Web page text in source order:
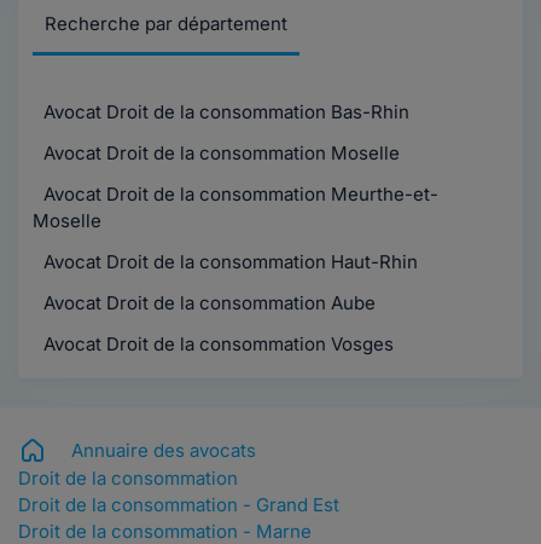
Recherche par département
Avocat Droit de la consommation Bas-Rhin
Avocat Droit de la consommation Moselle
Avocat Droit de la consommation Meurthe-et-
Moselle
Avocat Droit de la consommation Haut-Rhin
Avocat Droit de la consommation Aube
Avocat Droit de la consommation Vosges
Annuaire des avocats
Droit de la consommation
Droit de la consommation - Grand Est
Droit de la consommation - Marne